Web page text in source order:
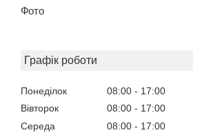
Фото
Графік роботи
Понеділок 08:00
17:00
Вівторок
08:00
17:00
Середа
08:00
17:00